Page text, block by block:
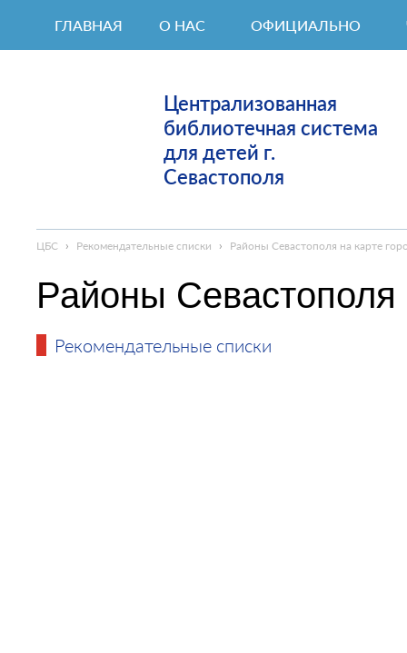
ГЛАВНАЯ О НАС ОФИЦИАЛЬНО
Централизованная
библиотечная система
для детей г.
Севастополя
ЦБС › Рекомендательные списки › Районы Севастополя на карте
Районы Севастополя
Рекомендательные списки